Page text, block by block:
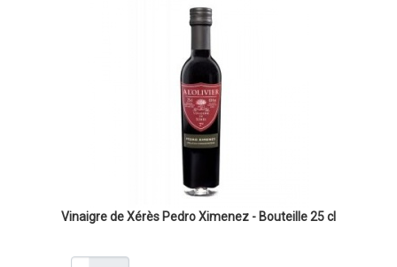
Vinaigre de Xérès Pedro Ximenez - Bouteille 25 cl